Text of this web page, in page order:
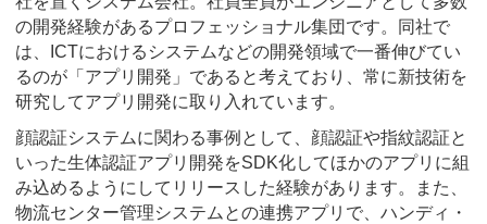
の開発経験があるプロフェッショナル集団です。同社で
は、ICTにおけるシステムなどの開発領域で一番伸びてい
るのが「アプリ開発」であると考えており、常に新技術を
研究してアプリ開発に取り入れています。
顔認証システムに関わる事例として、顔認証や指紋認証と
いった生体認証アプリ開発をSDK化してほかのアプリに組
み込めるようにしてリリースした経験があります。また、
物流センター管理システムとの連携アプリで、ハンディ・